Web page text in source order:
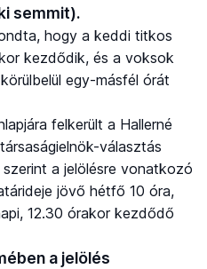
semmit).
hogy a keddi titkos
kezdődik, és a voksok
egy-másfél órát
felkerült a Hallerné
választás
a jelölésre vonatkozó
jövő hétfő 10 óra,
12.30 órakor kezdődő
a jelölés